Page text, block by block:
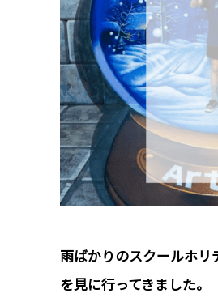
雨ばかりのスクールホ
を見に行ってきました。